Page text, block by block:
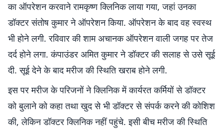
का ऑपरेशन करवाने रामकृष्ण क्लिनिक लाया गया, जहां उनका
डॉक्टर संतोष कुमार ने ऑपरेशन किया. ऑपरेशन के बाद वह स्वस्थ
भी होने लगी. रविवार की शाम अचानक ऑपरेशन वाली जगह पर तेज
दर्द होने लगा. कंपाउंडर अमित कुमार ने डॉक्टर की सलाह से उसे सूई
दी. सूई देने के बाद मरीज की स्थिति खराब होने लगी.
इस पर मरीज के परिजनों ने क्लिनिक में कार्यरत कर्मियों से डॉक्टर
को बुलाने को कहा तथा खुद से भी डॉक्टर से संपर्क करने की कोशिश
की, लेकिन डॉक्टर क्लिनिक नहीं पहुंचे. इसी बीच मरीज की स्थिति